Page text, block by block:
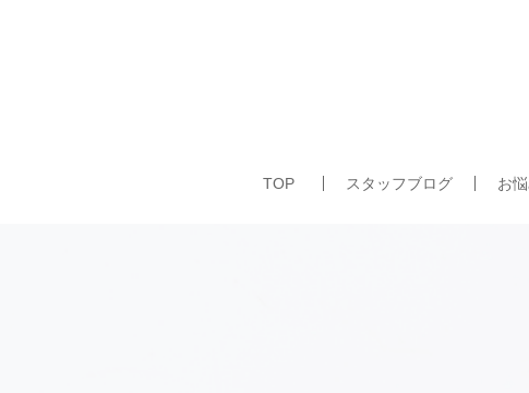
TOP スタッフブログ お